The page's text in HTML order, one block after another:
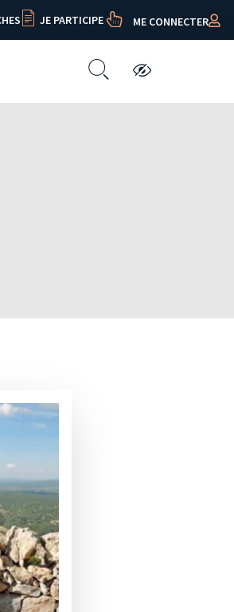
JE PARTICIPE ME CONNECTER